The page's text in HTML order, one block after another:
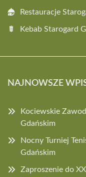
Restauracje
Kebab Starogard
NAJNOWSZE
Kociewskie
Gdańskim
Nocny Turniej
Gdańskim
Zaproszenie do